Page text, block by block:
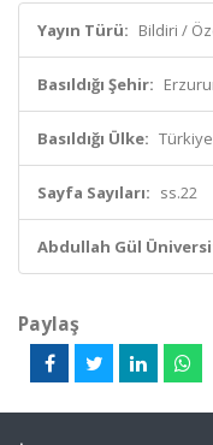
Yayın Türü: Bildiri /
Basıldığı Şehir:
Basıldığı Ülke: Türkiye
Sayfa Sayıları: ss.22
Abdullah Gül
Paylaş